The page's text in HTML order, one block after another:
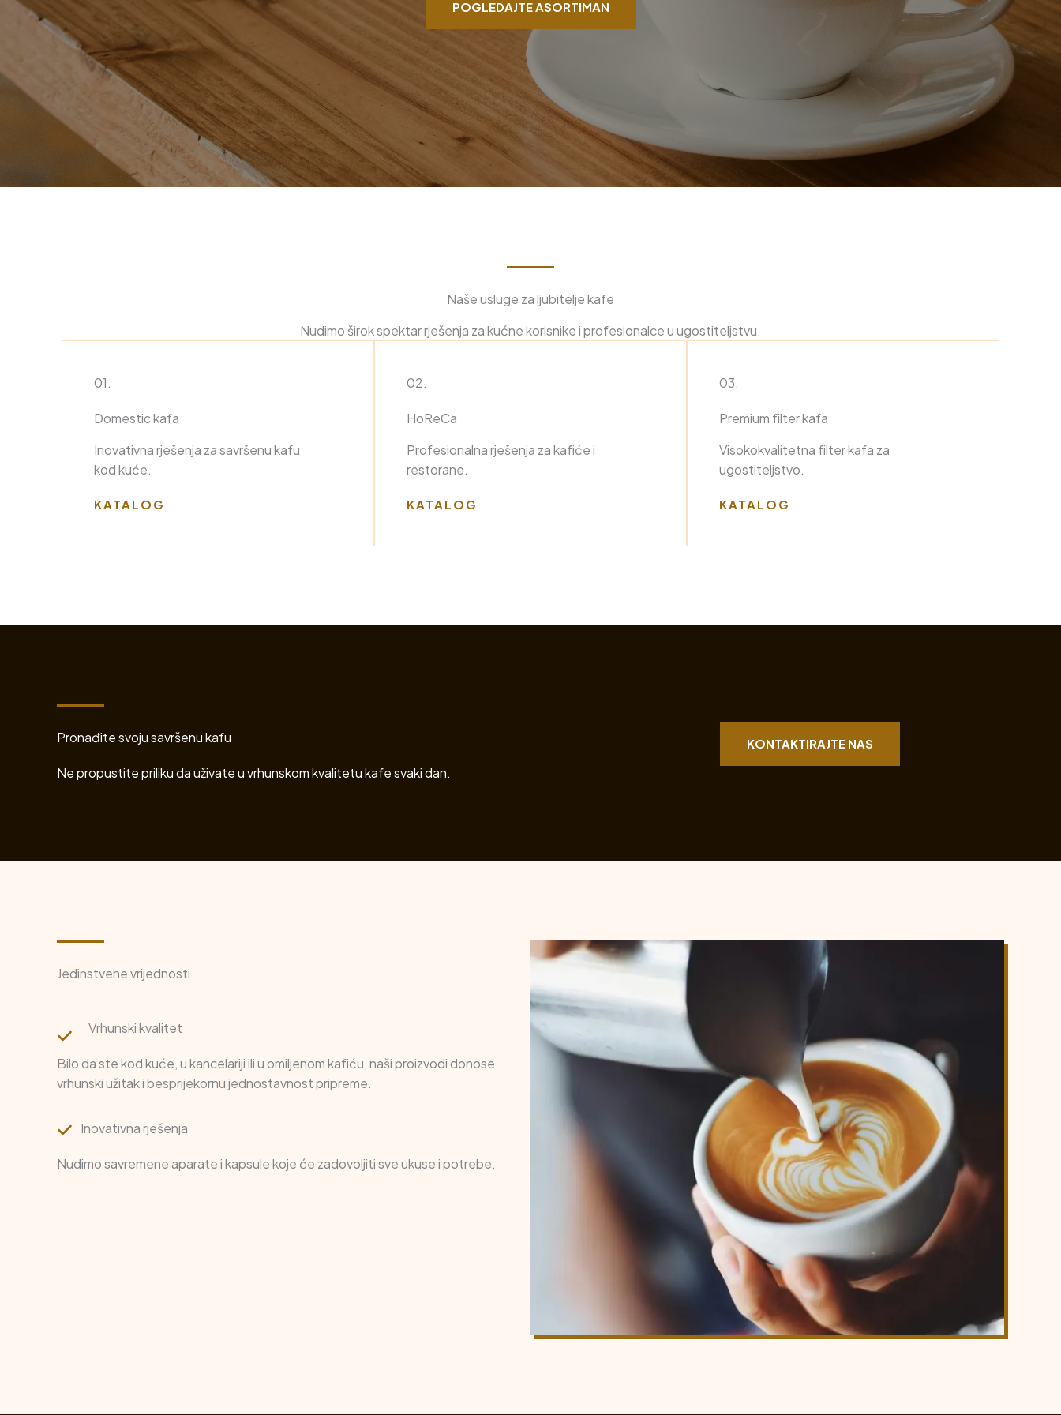
POGLEDAJTE ASORTIMAN
Naše usluge za ljubitelje kafe
Nudimo širok spektar rješenja za kućne korisnike i profesionalce u ugostiteljstvu.
01.
Domestic kafa
Inovativna rješenja za savršenu kafu
kod kuće.
KATALOG
02.
HoReCa
Profesionalna rješenja za kafiće i
restorane.
KATALOG
03.
Premium filter kafa
Visokokvalitetna filter kafa za
ugostiteljstvo.
KATALOG
Pronađite svoju savršenu kafu
Ne propustite priliku da uživate u vrhunskom kvalitetu kafe svaki dan.
KONTAKTIRAJTE NAS
Jedinstvene vrijednosti
Vrhunski kvalitet
Bilo da ste kod kuće, u kancelariji ili u omiljenom kafiću, naši proizvodi donose
vrhunski užitak i besprijekornu jednostavnost pripreme.
Inovativna rješenja
Nudimo savremene aparate i kapsule koje će zadovoljiti sve ukuse i potrebe.